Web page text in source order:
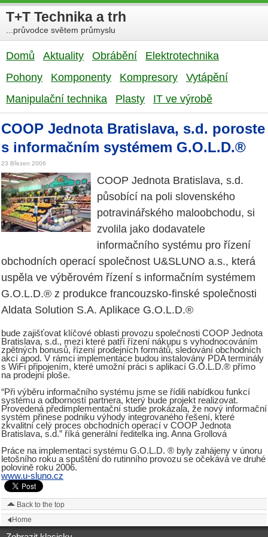
T+T Technika a trh
...průvodce světem průmyslu
Domů Aktuality Obrábění
Elektrotechnika
Pohony
Komponenty Kompresory
Vytápění
Manipulační technika
Plasty IT ve výrobě
COOP Jednota Bratislava, s.d. poroste
s informačním systémem G.O.L.D.®
23 Březen 2006
COOP Jednota Bratislava, s.d.
působící na poli slovenského
potravinářského maloobchodu, si
zvolila jako dodavatele
informačního systému pro řízení
obchodních operací společnost U&SLUNO a.s., která
uspěla ve výběrovém řízení s informačním systémem
G.O.L.D.® z produkce francouzsko-finské společnosti
Aldata Solution S.A. Aplikace G.O.L.D.®
bude zajišťovat klíčové oblasti provozu společnosti COOP Jednota
Bratislava, s.d., mezi které patří řízení nákupu s vyhodnocováním
zpětných bonusů, řízení prodejních formátů, sledování obchodních
akcí apod. V rámci implementace budou instalovány PDA terminály
s WiFi připojením, které umožní práci s aplikací G.O.L.D.® přímo
na prodejní ploše.
“Při výběru informačního systému jsme se řídili nabídkou funkcí
systému a odborností partnera, který bude projekt realizovat.
Provedená předimplementační studie prokázala, že nový informační
systém přinese podniku výhody integrovaného řešení, které
zkvalitní celý proces obchodních operací v COOP Jednota
Bratislava, s.d.” říká generální ředitelka ing. Anna Grollová
Práce na implementaci systému G.O.L.D. ® byly zahájeny v únoru
letošního roku a spuštění do rutinního provozu se očekává ve druhé
polovině roku 2006.
www.u-sluno.cz
Back to the top
Home